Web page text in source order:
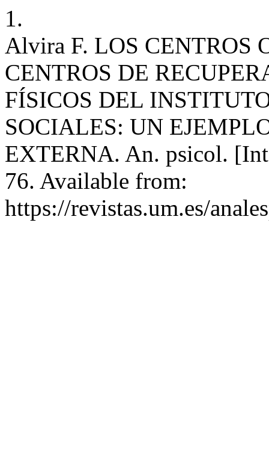
1.
Alvira F. LOS CENTROS
CENTROS DE
FÍSICOS DEL
SOCIALES: UN
EXTERNA. An. psicol.
76. Available from:
https://revistas.um.es/